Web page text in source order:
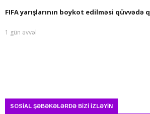
FIFA yarışlarının boykot edilməsi qüvvədə
1 gün əvvəl
SOSİAL ŞƏBƏKƏLƏRDƏ BİZİ İZLƏYİN